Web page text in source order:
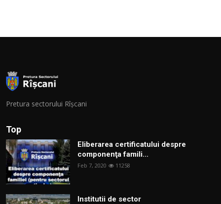
Pretura sectorului Rîșcani
Top
Eliberarea certificatului despre
componenţa famili...
Feb 7, 2020 11258
Institutii de sector